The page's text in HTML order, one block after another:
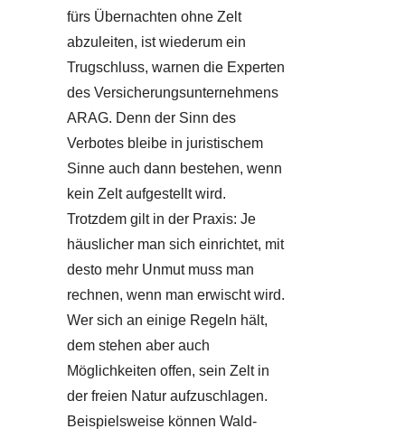
fürs Übernachten ohne Zelt
abzuleiten, ist wiederum ein
Trugschluss, warnen die Experten
des Versicherungsunternehmens
ARAG. Denn der Sinn des
Verbotes bleibe in juristischem
Sinne auch dann bestehen, wenn
kein Zelt aufgestellt wird.
Trotzdem gilt in der Praxis: Je
häuslicher man sich einrichtet, mit
desto mehr Unmut muss man
rechnen, wenn man erwischt wird.
Wer sich an einige Regeln hält,
dem stehen aber auch
Möglichkeiten offen, sein Zelt in
der freien Natur aufzuschlagen.
Beispielsweise können Wald-